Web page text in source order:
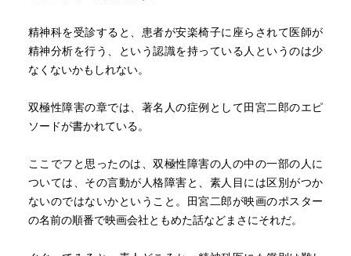
精神科を受診すると、患者が安楽椅子に座らされて医師が
精神分析を行う、という認識を持っている人というのは少
なくないかもしれない。
双極性障害の章では、著名人の症例として田宮二郎のエピ
ソードが書かれている。
ここでフと思ったのは、双極性障害の人の中の一部の人に
ついては、その言動が人格障害と、素人目には区別がつか
ないのではないかということ。田宮二郎が映画のポスター
の名前の順番で映画会社ともめた話などまさにそれだ。